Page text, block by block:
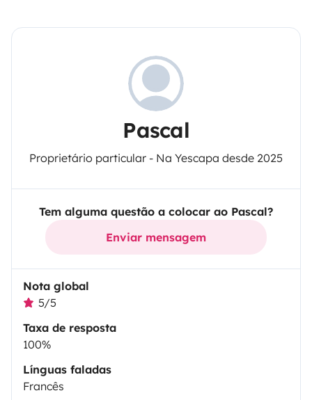
Pascal
Proprietário particular - Na Yescapa desde 2025
Tem alguma questão a colocar ao Pascal?
Enviar mensagem
Nota global
5/5
Taxa de resposta
100%
Línguas faladas
Francês